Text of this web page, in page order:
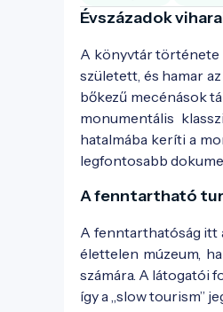
Évszázadok
A könyvtár története
született, és hamar
bőkezű mecénások
monumentális
hatalmába keríti a
legfontosabb
A fenntartható
A fenntarthatóság itt
élettelen múzeum,
számára. A látogatói
így a „slow tourism”